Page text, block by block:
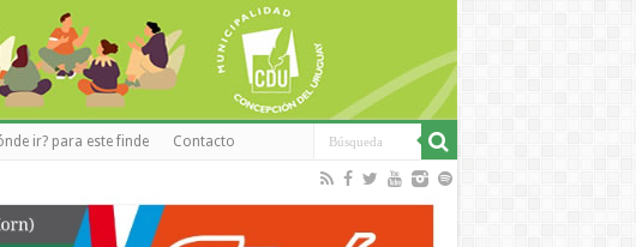
ir? para este finde Contacto